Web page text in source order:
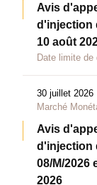
Avis
d'injection
10 août
Date limite
30 juillet 2026
Marché
Avis
d'injection
08/M/2026
2026